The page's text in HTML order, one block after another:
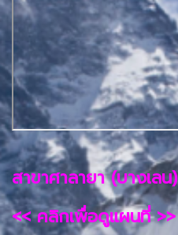
สาขาศาลายา (บางเลน)
<< คลิกเพื่อดูแผนที่ >>